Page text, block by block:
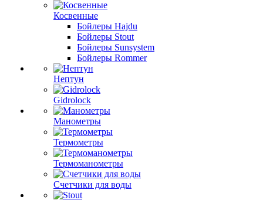
Косвенные
Бойлеры Hajdu
Бойлеры Stout
Бойлеры Sunsystem
Бойлеры Rommer
Нептун
Gidrolock
Манометры
Термометры
Термоманометры
Счетчики для воды